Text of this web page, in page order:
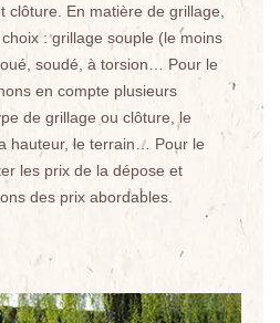
clôture. En matière de grillage,
: grillage souple (le moins
soudé, à torsion… Pour le
en compte plusieurs
de grillage ou clôture, le
hauteur, le terrain… Pour le
les prix de la dépose et
des prix abordables.